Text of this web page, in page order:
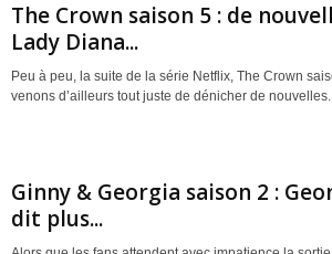
The Crown saison 5 : de
Lady Diana...
Peu à peu, la suite de la série Netflix, The Crown
venons d’ailleurs tout juste de dénicher de
Ginny & Georgia saison 2 :
dit plus...